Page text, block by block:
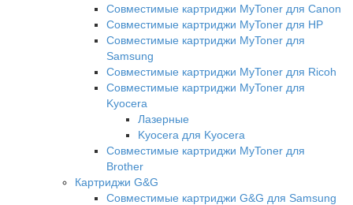
Совместимые картриджи MyToner для Canon
Совместимые картриджи MyToner для HP
Совместимые картриджи MyToner для
Samsung
Совместимые картриджи MyToner для Ricoh
Совместимые картриджи MyToner для
Kyocera
Лазерные
Kyocera для Kyocera
Совместимые картриджи MyToner для
Brother
Картриджи G&G
Совместимые картриджи G&G для Samsung